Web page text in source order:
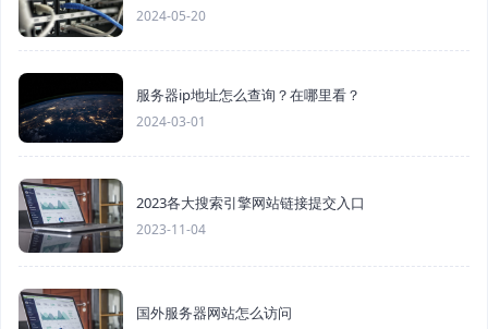
2024-05-20
服务器ip地址怎么查询？在哪里看？
2024-03-01
2023各大搜索引擎网站链接提交入口
2023-11-04
国外服务器网站怎么访问